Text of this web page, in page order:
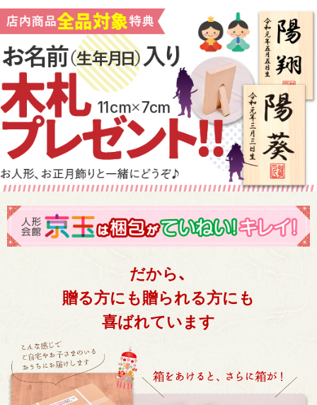
だから、
贈る方にも贈られる方にも
喜ばれています